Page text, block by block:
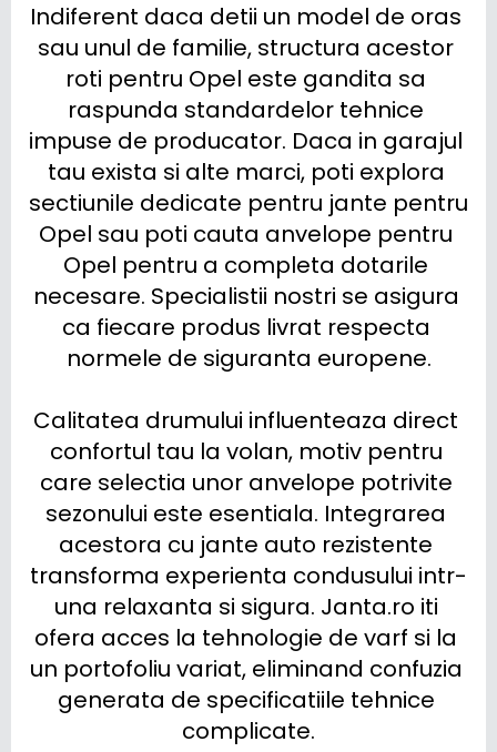
Indiferent daca detii un model de oras
sau unul de familie, structura acestor
roti pentru Opel este gandita sa
raspunda standardelor tehnice
impuse de producator. Daca in garajul
tau exista si alte marci, poti explora
sectiunile dedicate pentru jante pentru
Opel sau poti cauta anvelope pentru
Opel pentru a completa dotarile
necesare. Specialistii nostri se asigura
ca fiecare produs livrat respecta
normele de siguranta europene.
Calitatea drumului influenteaza direct
confortul tau la volan, motiv pentru
care selectia unor anvelope potrivite
sezonului este esentiala. Integrarea
acestora cu jante auto rezistente
transforma experienta condusului intr-
una relaxanta si sigura. Janta.ro iti
ofera acces la tehnologie de varf si la
un portofoliu variat, eliminand confuzia
generata de specificatiile tehnice
complicate.